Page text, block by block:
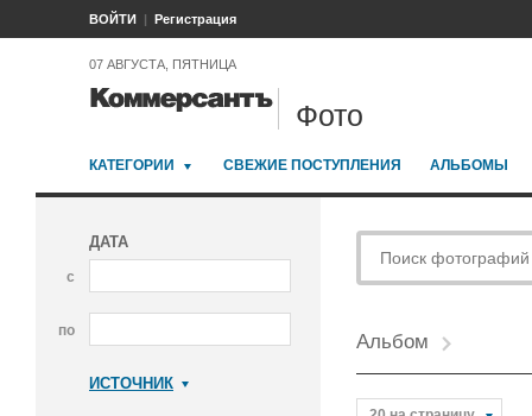
ВОЙТИ Регистрация
07 АВГУСТА, ПЯТНИЦА
Фото
КАТЕГОРИИ СВЕЖИЕ ПОСТУПЛЕНИЯ АЛЬБОМЫ
ДАТА
с
по
ИСТОЧНИК
Альбом